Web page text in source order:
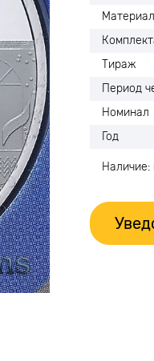
Материал
Тираж
Период
Номинал
Год
Наличие: